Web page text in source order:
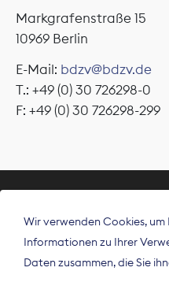
Markgrafenstraße 15
10969 Berlin
E-Mail: bdzv@bdzv.de
T.: +49 (0) 30 726298-0
F: +49 (0) 30 726298-299
Wir verwenden Cookies,
Informationen zu Ihrer
Daten zusammen, die Sie